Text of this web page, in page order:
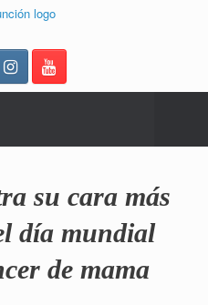
su cara más
día mundial
de mama